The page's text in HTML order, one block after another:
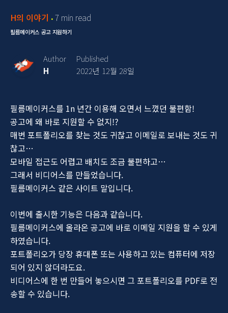
H의 이야기 7 min read
필름메이커스 공고 지원하기
Author
H
Published
2022년 12월 28일
필름메이커스를 1n 년간 이용해 오면서 느꼈던 불편함!
공고에 왜 바로 지원할 수 없지!?
매번 포트폴리오를 찾는 것도 귀찮고 이메일로 보내는 것도 귀
찮고…
모바일 접근도 어렵고 배치도 조금 불편하고…
그래서 비디어스를 만들었습니다.
필름메이커스 같은 사이트 말입니다.
이번에 출시한 기능은 다음과 같습니다.
필름메이커스에 올라온 공고에 바로 이메일 지원을 할 수 있게
하였습니다.
포트폴리오가 당장 휴대폰 또는 사용하고 있는 컴퓨터에 저장
되어 있지 않더라도요.
비디어스에 한 번 만들어 놓으시면 그 포트폴리오를 PDF로 전
송할 수 있습니다.